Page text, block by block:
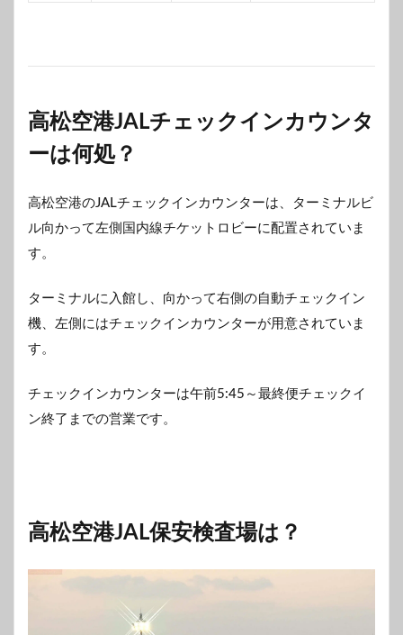
高松空港JALチェックインカウンタ
ーは何処？
高松空港のJALチェックインカウンターは、ターミナルビ
ル向かって左側国内線チケットロビーに配置されていま
す。
ターミナルに入館し、向かって右側の自動チェックイン
機、左側にはチェックインカウンターが用意されていま
す。
チェックインカウンターは午前5:45～最終便チェックイ
ン終了までの営業です。
高松空港JAL保安検査場は？